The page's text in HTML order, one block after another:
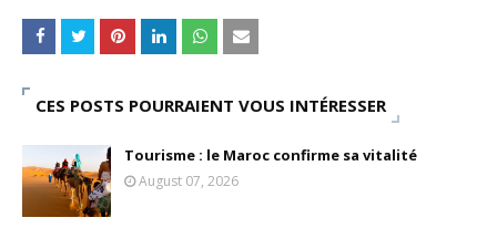
CES POSTS POURRAIENT VOUS INTÉRESSER
Tourisme : le Maroc confirme sa vitalité
August 07, 2026